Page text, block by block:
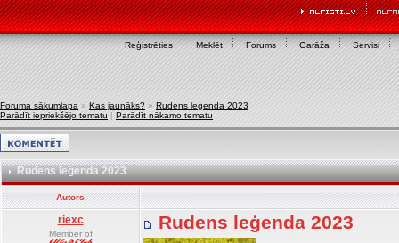
Reģistrēties Meklēt Forums Garāža Servisi
Foruma sākumlapa » Kas jaunāks? » Rudens leģenda 2023
Parādīt iepriekšējo tematu | Parādīt nākamo tematu
Rudens leģenda 2023
Autors
riexc
Member of
Rudens leģenda 2023